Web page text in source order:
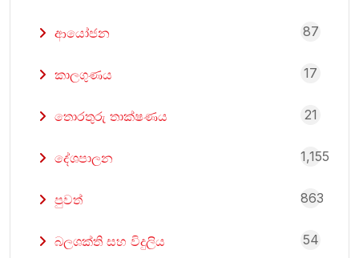
ආයෝජන 87
කාලගුණය 17
තොරතුරු තාක්ෂණය 21
දේශපාලන 1,155
පුවත් 863
බලශක්ති සහ විදුලිය 54